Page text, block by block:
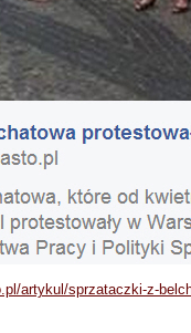
artykul/sprzataczki-z-